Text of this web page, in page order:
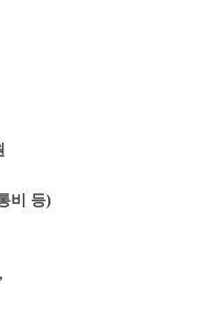
비 등)